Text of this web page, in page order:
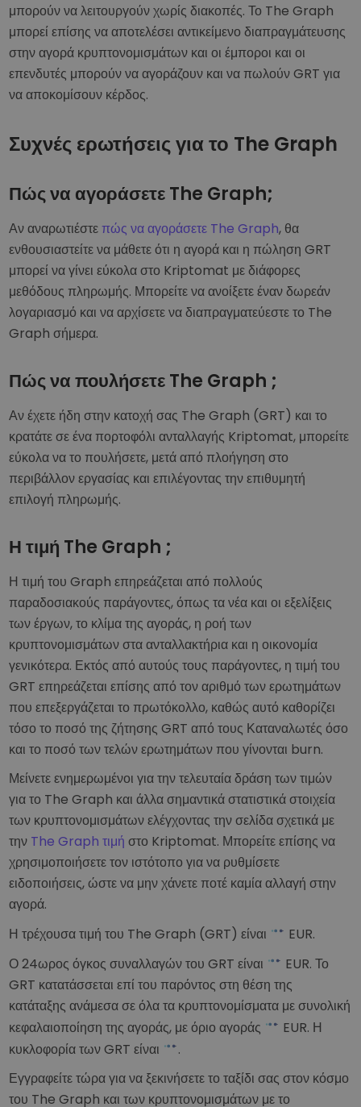
μπορούν να λειτουργούν χωρίς διακοπές. Το The Graph
μπορεί επίσης να αποτελέσει αντικείμενο διαπραγμάτευσης
στην αγορά κρυπτονομισμάτων και οι έμποροι και οι
επενδυτές μπορούν να αγοράζουν και να πωλούν GRT για
να αποκομίσουν κέρδος.
Συχνές ερωτήσεις για το The Graph
Πώς να αγοράσετε The Graph;
Αν αναρωτιέστεπώς να αγοράσετε The Graph, θα
ενθουσιαστείτε να μάθετε ότι η αγορά και η πώληση GRT
μπορεί να γίνει εύκολα στο Kriptomat με διάφορες
μεθόδους πληρωμής. Μπορείτε να ανοίξετε έναν δωρεάν
λογαριασμό και να αρχίσετε να διαπραγματεύεστε το The
Graph σήμερα.
Πώς να πουλήσετε The Graph ;
Αν έχετε ήδη στην κατοχή σας The Graph (GRT) και το
κρατάτε σε ένα πορτοφόλι ανταλλαγής Kriptomat, μπορείτε
εύκολα να το πουλήσετε, μετά από πλοήγηση στο
περιβάλλον εργασίας και επιλέγοντας την επιθυμητή
επιλογή πληρωμής.
Η τιμή The Graph ;
Η τιμή του Graph επηρεάζεται από πολλούς
παραδοσιακούς παράγοντες, όπως τα νέα και οι εξελίξεις
των έργων, το κλίμα της αγοράς, η ροή των
κρυπτονομισμάτων στα ανταλλακτήρια και η οικονομία
γενικότερα. Εκτός από αυτούς τους παράγοντες, η τιμή του
GRT επηρεάζεται επίσης από τον αριθμό των ερωτημάτων
που επεξεργάζεται το πρωτόκολλο, καθώς αυτό καθορίζει
τόσο το ποσό της ζήτησης GRT από τους Καταναλωτές όσο
και το ποσό των τελών ερωτημάτων που γίνονται burn.
Μείνετε ενημερωμένοι για την τελευταία δράση των τιμών
για το The Graph και άλλα σημαντικά στατιστικά στοιχεία
των κρυπτονομισμάτων ελέγχοντας την σελίδα σχετικά με
την The Graph τιμή στο Kriptomat. Μπορείτε επίσης να
χρησιμοποιήσετε τον ιστότοπο για να ρυθμίσετε
ειδοποιήσεις, ώστε να μην χάνετε ποτέ καμία αλλαγή στην
αγορά.
Η τρέχουσα τιμή του The Graph (GRT) είναι
EUR.
Ο 24ωρος όγκος συναλλαγών του GRT είναι
EUR. Το
GRT κατατάσσεται επί του παρόντος στη θέσητης
κατάταξης ανάμεσα σε όλα τα κρυπτονομίσματα με συνολική
κεφαλαιοποίηση της αγοράς, με όριο αγοράς
EUR. Η
κυκλοφορία των GRT είναι
.
Εγγραφείτε τώρα για να ξεκινήσετε το ταξίδι σας στον κόσμο
του The Graph και των κρυπτονομισμάτων με το